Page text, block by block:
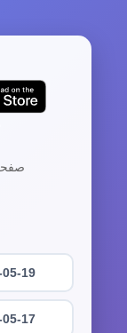
صفحه 1 از 343 | مجموع
05-19
05-17